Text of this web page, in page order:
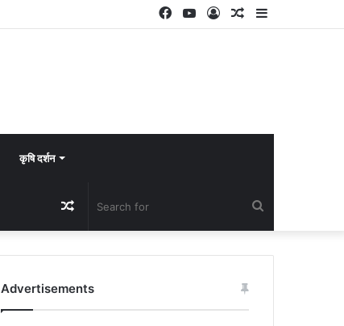
Sidebar
Random
Log
YouTube
Facebook
कृषि दर्शन
for
Random
Article
Advertisements